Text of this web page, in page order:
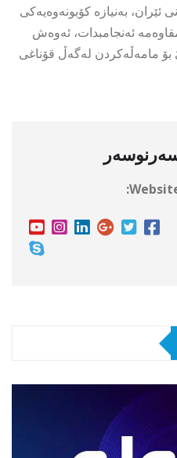
بەنیازە کۆبونەوەیەکی
ئەنجامبدات، ئەوەش
بۆ مامەڵەکردن لەگەڵ قۆناغی